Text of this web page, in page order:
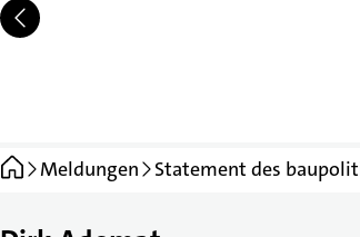
Startseite
Meldungen Statement des